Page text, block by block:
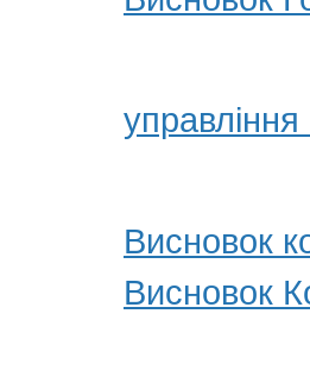
Висновок
Висновок